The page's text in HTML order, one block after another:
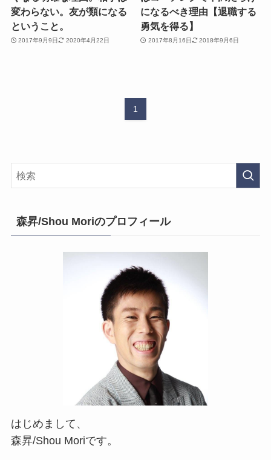
変わらない。友が類になる
ということ。
2017年9月9日 2020年4月22日
になるべき理由【退職する
勇気を得る】
2017年8月16日 2018年9月6日
1
森昇/Shou Moriのプロフィール
はじめまして、
森昇/Shou Moriです。